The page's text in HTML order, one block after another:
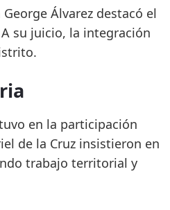
Álvarez destacó el
su juicio, la integración
en la participación
de la Cruz insistieron en
trabajo territorial y